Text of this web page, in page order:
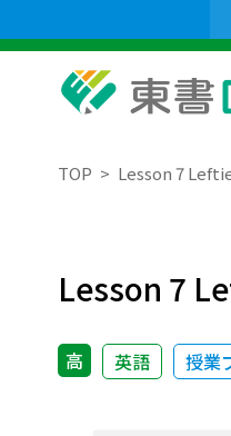
TOP Lesson 7
Lesson 7
高 英語 授業